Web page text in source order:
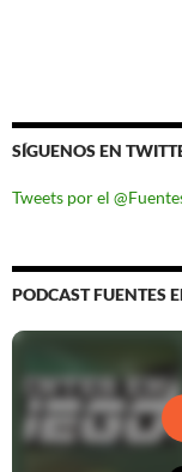
SÍGUENOS EN
Tweets por el
PODCAST FUENTES